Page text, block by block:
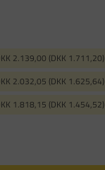
2.139,00 (DKK 1.711,20)
2.032,05 (DKK 1.625,64)
1.818,15 (DKK 1.454,52)